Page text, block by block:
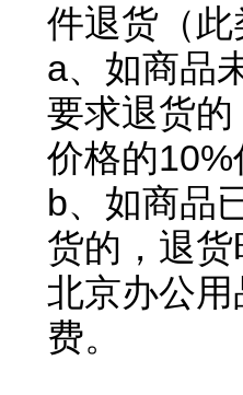
件退货（
a、如商品
要求退货
价格的10%
b、如商品
货的，退
北京办公
费。